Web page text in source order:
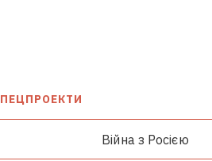
Війна з Росією